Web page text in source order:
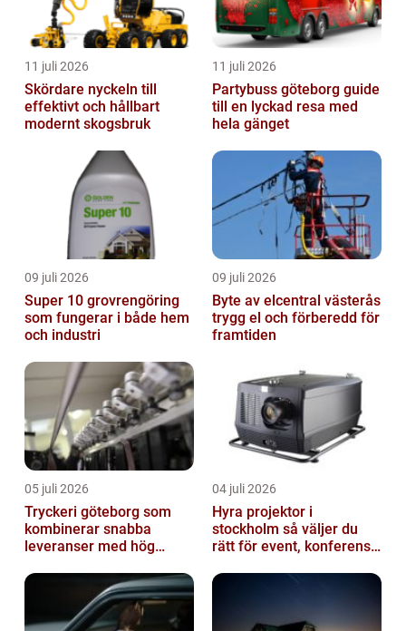
11 juli 2026
Skördare nyckeln till
effektivt och hållbart
modernt skogsbruk
11 juli 2026
Partybuss göteborg guide
till en lyckad resa med
hela gänget
09 juli 2026
Super 10 grovrengöring
som fungerar i både hem
och industri
09 juli 2026
Byte av elcentral västerås
trygg el och förberedd för
framtiden
05 juli 2026
Tryckeri göteborg som
kombinerar snabba
leveranser med hög
04 juli 2026
Hyra projektor i
stockholm så väljer du
rätt för event, konferens